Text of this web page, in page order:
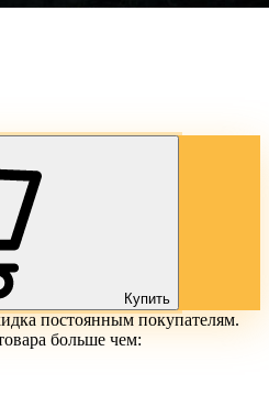
Купить
постоянным покупателям.
больше чем: